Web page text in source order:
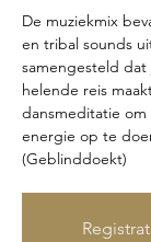
De muziekmix
en tribal sounds
samengesteld
helende reis
dansmeditatie
energie op te
(Geblinddoekt)